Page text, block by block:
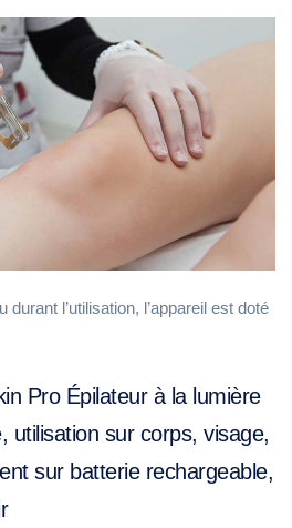
l’utilisation, l’appareil est doté
Pro Épilateur à la lumière
utilisation sur corps, visage,
sur batterie rechargeable,